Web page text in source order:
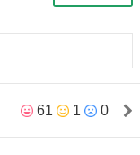
61 1 0